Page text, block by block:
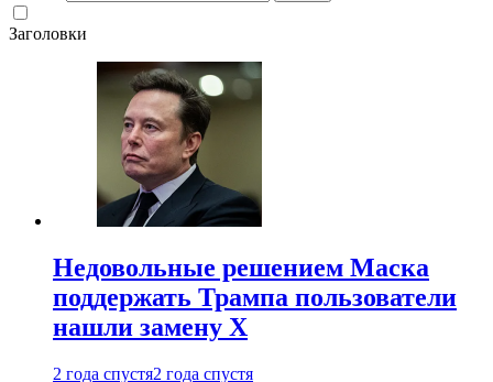
Заголовки
Недовольные решением Маска
поддержать Трампа пользователи
нашли замену X
2 года спустя2 года спустя